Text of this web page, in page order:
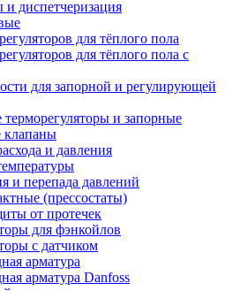
и диспетчеризация
для тёплого пола
для тёплого пола с
для запорной и регулирующей
и запорные
клапаны
и давления
и перепада давлений
(прессостаты)
от протечек
для фэнкойлов
с датчиком
арматура
арматура Danfoss